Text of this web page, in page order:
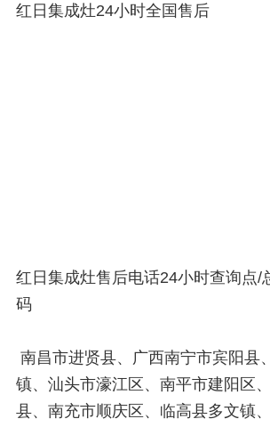
红日集成灶24小时全国售后
红日集成灶售后电话24小时查询点/
码
南昌市进贤县、广西南宁市宾阳县
镇、汕头市濠江区、南平市建阳区
县、南充市顺庆区、临高县多文镇